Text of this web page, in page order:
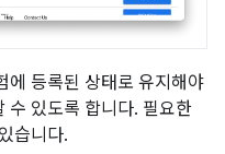
에 등록된 상태로 유지해야
수 있도록 합니다. 필요한
습니다.